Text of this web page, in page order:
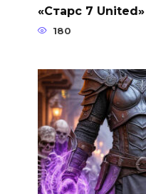
«Старс 7
180